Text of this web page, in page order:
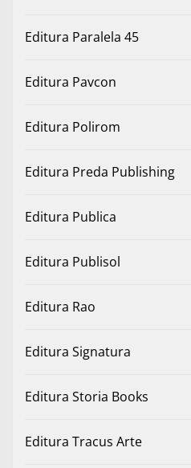
Editura Paralela 45
Editura Pavcon
Editura Polirom
Editura Preda Publishing
Editura Publica
Editura Publisol
Editura Rao
Editura Signatura
Editura Storia Books
Editura Tracus Arte